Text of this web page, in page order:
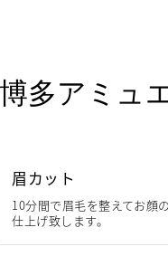
博多アミュ
眉カット
10分間で眉毛を整えてお顔
仕上げ致します。